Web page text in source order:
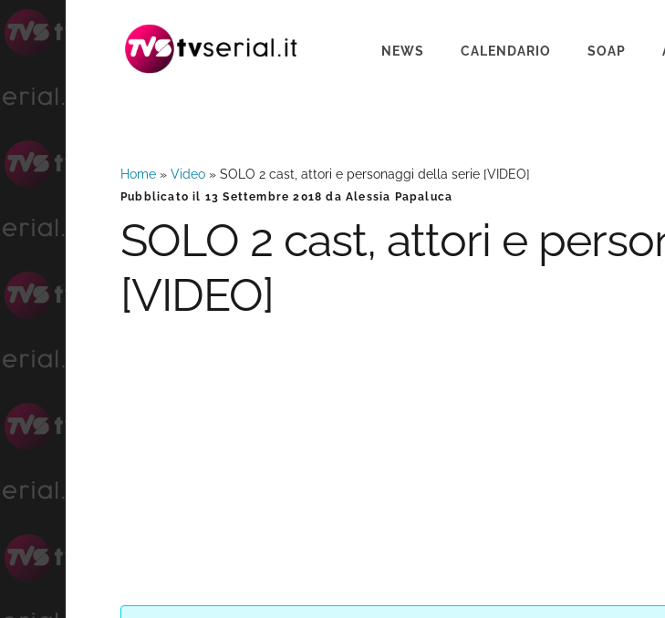
navigazione
contenuto
NEWS CALENDARIO SOAP
TEMPESTA
Home » Video » SOLO 2 cast, attori e personaggi della serie [VIDEO]
Pubblicato il 13 Settembre 2018 daAlessia Papaluca
SOLO 2 cast, attori e
[VIDEO]
Barra
laterale
primaria